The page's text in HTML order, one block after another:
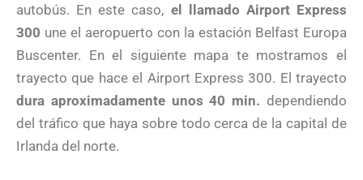
autobús. En este caso, el llamado Airport Express
300 une el aeropuerto con la estación Belfast Europa
Buscenter. En el siguiente mapa te mostramos el
trayecto que hace el Airport Express 300. El trayecto
dura aproximadamente unos 40 min. dependiendo
del tráfico que haya sobre todo cerca de la capital de
Irlanda del norte.